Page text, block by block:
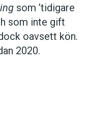
som ’tidigare
som inte gift
oavsett kön.
2020.